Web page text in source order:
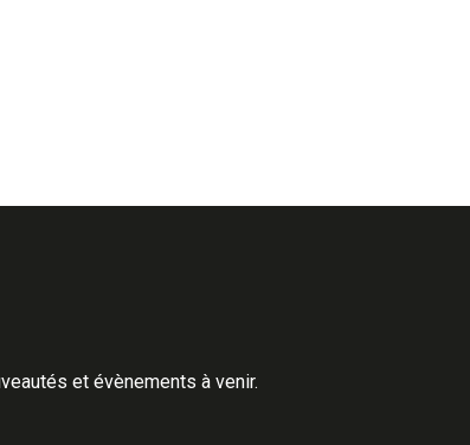
et évènements à venir.